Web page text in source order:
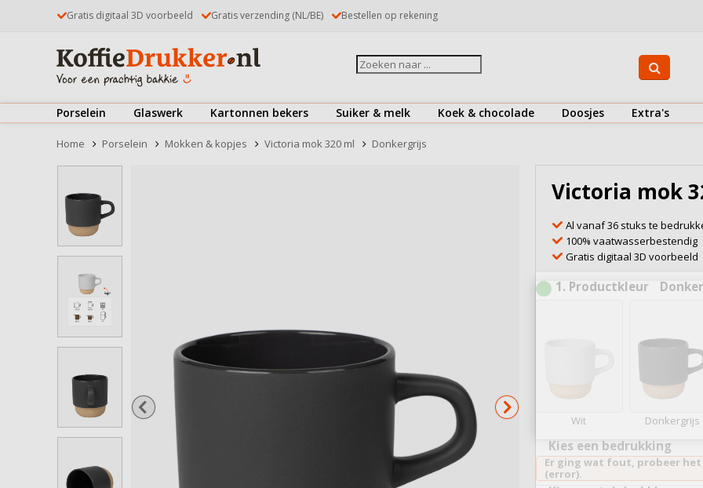
Gratis digitaal 3D voorbeeld Gratis verzending (NL/BE) Bestellen op rekening
Porselein
Kop & schotels
Mokken & kopjes
Borden
Kommen & schaaltjes
Bekijk alles
Glaswerk
Theeglazen
Wijnglazen
Gin Tonicglazen
Borrel- & shotglazen
Waterflessen & karaffen
Kartonnen bekers
Koffiebekers
Suiker & melk
Suiker
Koek & chocolade Doosjes Extra's
Bestek
Doosjes
Onderzetters
Snoepjes
Home Porselein Mokken & kopjes Victoria mok 320 ml Donkergrijs
Victoria mok
Al vanaf 36 stuks te
100% vaatwasserbestendig
Gratis digitaal 3D voorbeeld
1 Productkleur
Wit Donkergrijs
Kies een bedrukking
Er ging wat fout, probeer
(error).